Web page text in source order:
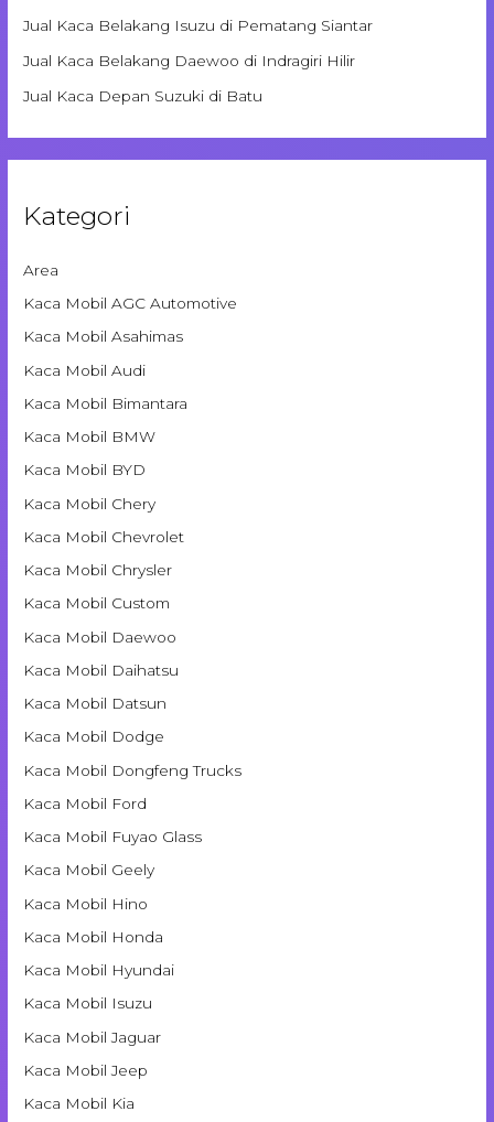
Jual Kaca Belakang Isuzu di Pematang Siantar
Jual Kaca Belakang Daewoo di Indragiri Hilir
Jual Kaca Depan Suzuki di Batu
Kategori
Area
Kaca Mobil AGC Automotive
Kaca Mobil Asahimas
Kaca Mobil Audi
Kaca Mobil Bimantara
Kaca Mobil BMW
Kaca Mobil BYD
Kaca Mobil Chery
Kaca Mobil Chevrolet
Kaca Mobil Chrysler
Kaca Mobil Custom
Kaca Mobil Daewoo
Kaca Mobil Daihatsu
Kaca Mobil Datsun
Kaca Mobil Dodge
Kaca Mobil Dongfeng Trucks
Kaca Mobil Ford
Kaca Mobil Fuyao Glass
Kaca Mobil Geely
Kaca Mobil Hino
Kaca Mobil Honda
Kaca Mobil Hyundai
Kaca Mobil Isuzu
Kaca Mobil Jaguar
Kaca Mobil Jeep
Kaca Mobil Kia